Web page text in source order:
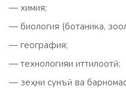
— химия;
— биология (ботаника,
— география;
— технологияи иттилоотӣ;
— зеҳни сунъӣ ва